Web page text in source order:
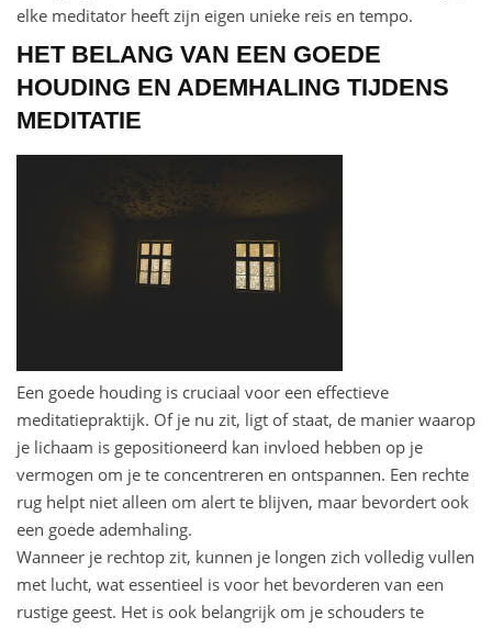
elke meditator heeft zijn eigen unieke reis en tempo.
HET BELANG VAN EEN GOEDE
HOUDING EN ADEMHALING TIJDENS
MEDITATIE
Een goede houding is cruciaal voor een effectieve
meditatiepraktijk. Of je nu zit, ligt of staat, de manier waarop
je lichaam is gepositioneerd kan invloed hebben op je
vermogen om je te concentreren en ontspannen. Een rechte
rug helpt niet alleen om alert te blijven, maar bevordert ook
een goede ademhaling.
Wanneer je rechtop zit, kunnen je longen zich volledig vullen
met lucht, wat essentieel is voor het bevorderen van een
rustige geest. Het is ook belangrijk om je schouders te